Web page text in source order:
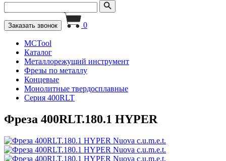
Заказать звонок 0
MCTool
Каталог
Металлорежущий инструмент
Фрезы по металлу
Концевые
Монолитные твердосплавные
Серия 400RLT
Фреза 400RLT.180.1 HYPER